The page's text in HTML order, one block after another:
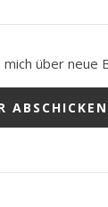
über neue